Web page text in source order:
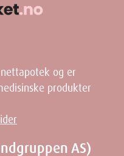
og er
produkter
AS)